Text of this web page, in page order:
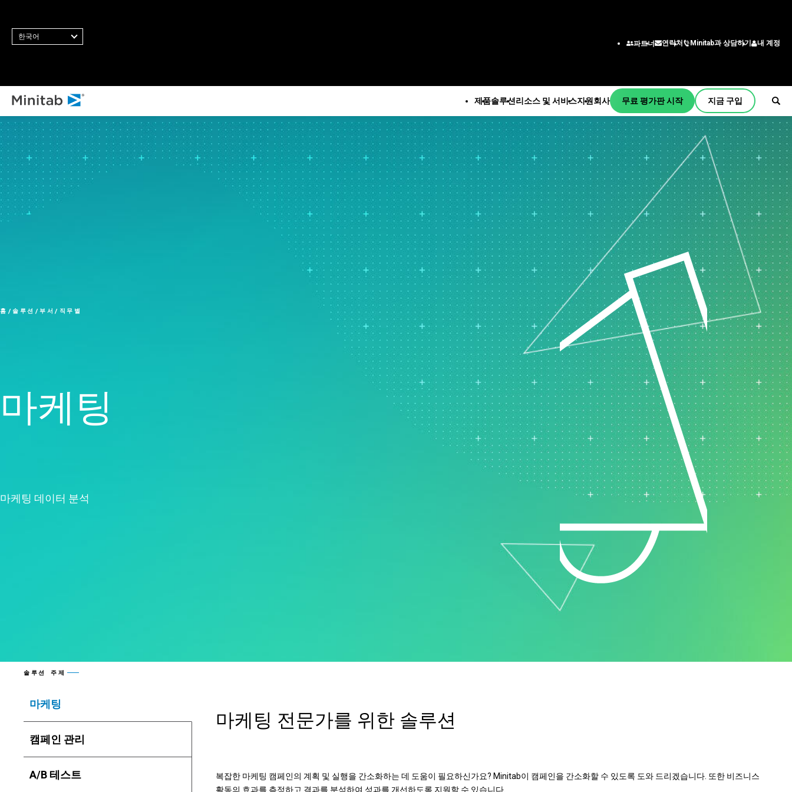
한국어
파트너
연락처 Minitab과 상담하기 내 계정
제품
모든 제품
Minitab 솔루션 센터
Minitab Statistical
Software
Minitab Connect
Minitab Model Ops
Minitab Education Hub
Minitab Engage
Minitab Workspace
Real-Time SPC
Prolink 데이터 수집 및
SPC
Scytec 데이터 수집 및 OEE
Simul8 이산 이벤트 시뮬레
이션
SPM
솔루션
모든 솔루션
분석
통계 및 예측 분석
통계 데이터 과학 및 머신 러
닝 소프트웨어
비즈니스 분석 및 인텔리전
통계적 공정 관리
Live Analytics
신뢰성 및 수명 데이터 분석
이산 이벤트 시뮬레이션
주요 기능
자동 데이터 수집
고급 실험계획법
지속적 개선
데이터 통합 및 데이터 준비
다이어그램 작성 및 마인드
매핑
디지털 트윈
모델 배포 및 ML Ops
혁신 및 프로젝트 관리
탁월한 공정 과정 감지, 수정
및 방지
산업 솔루션
교육
건설
에너지 및 천연 자원
정부 및 공공 부문
건강
보험
제조 및 산업
제약
서비스
소프트웨어 및 기술
부서/직무별
엔지니어링
비즈니스 분석가
정보 기술
공급망
고객 서비스 및 고객 센터
인사
마케팅 데이터 분석
연구 및 개발
리소스 및 서비스
모든 리소스 및 서비스
리소스
사례 연구
블로그
eBook 및 백서
데이터 집합
웨비나 및 이벤트
Education Hub
서비스
교육
배포
자기 주도 학습
평생 교육
컨설팅
지원
기술 지원
구독 및 활성화
Minitab Quick Start
교육
지원 동영상
문서 지원
소프트웨어 업데이트
제품 다운로드
지원 정책
회사
회사
회사 정보
리더십 팀
파트너
채용 정보
연락하다
뉴스
Minitab 상품
무료 평가판 시작 지금 구입
홈 솔루션 부서/직무별
마케팅
마케팅 데이터 분석
솔루션 주제
마케팅
캠페인 관리
A/B 테스트
마케팅 전문가를 위한 솔루션
복잡한 마케팅 캠페인의 계획 및 실행을 간소화하는 데 도움이 필요하신가요? Minitab이 캠페인을 간소화할 수 있도록 도와 드리겠습니다. 또한 비즈니스
활동의 효과를 측정하고 결과를 분석하여 성과를 개선하도록 지원할 수 있습니다.